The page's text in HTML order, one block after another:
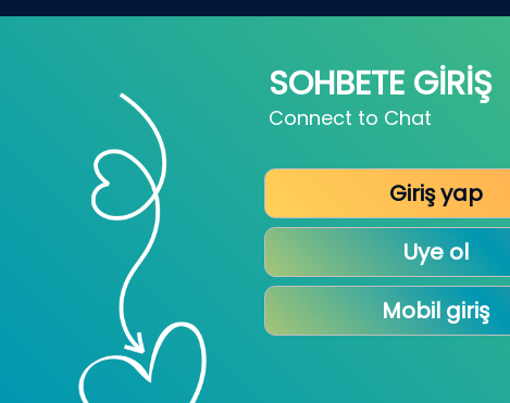
SOHBETE GİRİŞ
Connect to Chat
Giriş yap
Uye ol
Mobil giriş